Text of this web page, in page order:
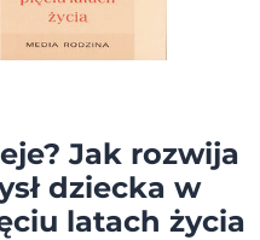
Jak rozwija
dziecka w
latach życia